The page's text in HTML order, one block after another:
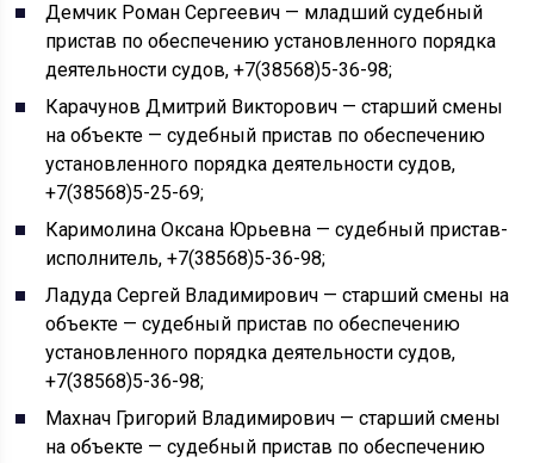
Демчик Роман Сергеевич — младший судебный
пристав по обеспечению установленного порядка
деятельности судов, +7(38568)5-36-98;
Карачунов Дмитрий Викторович — старший смены
на объекте — судебный пристав по обеспечению
установленного порядка деятельности судов,
+7(38568)5-25-69;
Каримолина Оксана Юрьевна — судебный пристав-
исполнитель, +7(38568)5-36-98;
Ладуда Сергей Владимирович — старший смены на
объекте — судебный пристав по обеспечению
установленного порядка деятельности судов,
+7(38568)5-36-98;
Махнач Григорий Владимирович — старший смены
на объекте — судебный пристав по обеспечению